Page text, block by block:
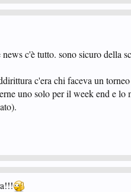
c'è tutto. sono sicuro della
c'era chi faceva un
uno solo per il week end e